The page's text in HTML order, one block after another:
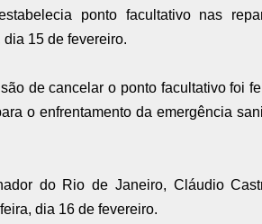
ponto facultativo nas
15 de fevereiro.
de cancelar o ponto facultativo foi
o enfrentamento da emergência
do Rio de Janeiro, Cláudio
dia 16 de fevereiro.